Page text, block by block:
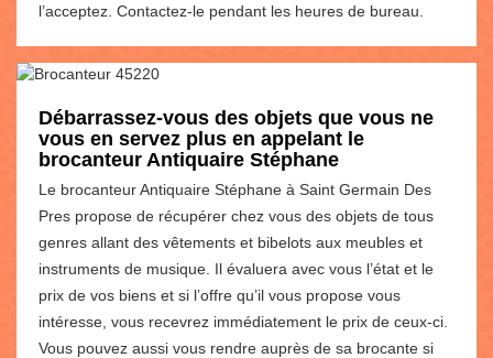
l’acceptez. Contactez-le pendant les heures de bureau.
Débarrassez-vous des objets que vous ne
vous en servez plus en appelant le
brocanteur Antiquaire Stéphane
Le brocanteur Antiquaire Stéphane à Saint Germain Des
Pres propose de récupérer chez vous des objets de tous
genres allant des vêtements et bibelots aux meubles et
instruments de musique. Il évaluera avec vous l’état et le
prix de vos biens et si l’offre qu’il vous propose vous
intéresse, vous recevrez immédiatement le prix de ceux-ci.
Vous pouvez aussi vous rendre auprès de sa brocante si